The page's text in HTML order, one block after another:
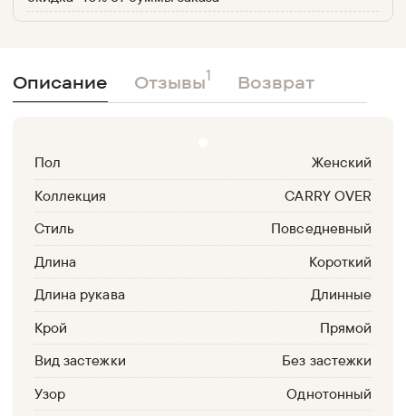
Описание Отзывы1 Возврат
Пол
Женский
Коллекция
CARRY OVER
Стиль
Повседневный
Длина
Короткий
Длина рукава
Длинные
Крой
Прямой
Вид застежки
Без застежки
Узор
Однотонный